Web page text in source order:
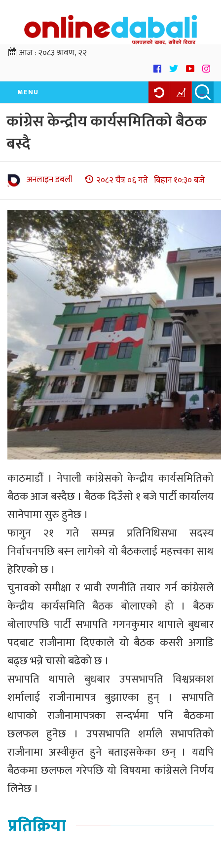
आज :२०८३ श्रावण, २२
MENU
कांग्रेस केन्द्रीय कार्यसमितिको बैठक
बस्दै
अनलाइन डबली २०८२ चैत्र ०६ गते बिहान १०:३० बजे
काठमाडौं । नेपाली कांग्रेसको केन्द्रीय कार्यसमितिको
बैठक आज बस्दैछ । बैठक दिउँसो १ बजे पार्टी कार्यालय
सानेपामा सुरु हुनेछ ।
फागुन २१ गते सम्पन्न प्रतिनिधिसभा सदस्य
निर्वाचनपछि बस्न लागेको यो बैठकलाई महत्त्वका साथ
हेरिएको छ ।
चुनावको समीक्षा र भावी रणनीति तयार गर्न कांग्रेसले
केन्द्रीय कार्यसमिति बैठक बोलाएको हो । बैठक
बोलाएपछि पार्टी सभापति गगनकुमार थापाले बुधबार
पदबाट राजीनामा दिएकाले यो बैठक कसरी अगाडि
बढ्छ भन्ने चासो बढेको छ ।
सभापति थापाले बुधबार उपसभापति विश्वप्रकाश
शर्मालाई राजीनामापत्र बुझाएका हुन् । सभापति
थापाको राजीनामापत्रका सन्दर्भमा पनि बैठकमा
छलफल हुनेछ । उपसभापति शर्माले सभापतिको
राजीनामा अस्वीकृत हुने बताइसकेका छन् । यद्यपि
बैठकमा छलफल गरेपछि यो विषयमा कांग्रेसले निर्णय
लिनेछ ।
प्रतिक्रिया